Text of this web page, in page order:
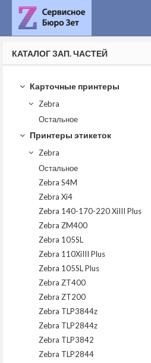
КАТАЛОГ ЗАП. ЧАСТЕЙ
Карточные принтеры
Zebra
Остальное
Принтеры этикеток
Zebra
Остальное
Zebra S4M
Zebra Xi4
Zebra 140-170-220 XiIII Plus
Zebra ZM400
Zebra 105SL
Zebra 110XiIII Plus
Zebra 105SL Plus
Zebra ZT400
Zebra ZT200
Zebra TLP3844z
Zebra TLP2844z
Zebra TLP3842
Zebra TLP2844